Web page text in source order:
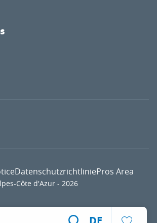
Côte d'Azur - 2026
DatenschutzrichtliniePros Area